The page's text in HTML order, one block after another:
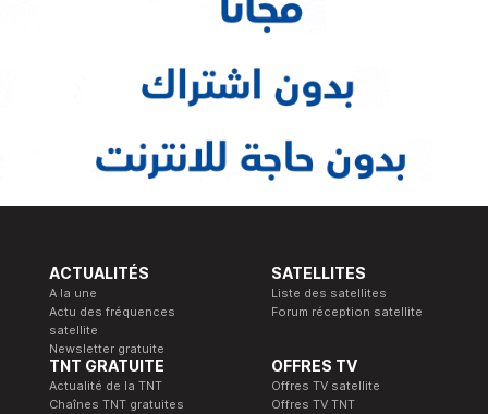
ACTUALITÉS
A la une
Actu des fréquences
satellite
Newsletter gratuite
SATELLITES
Liste des satellites
Forum réception satellite
TNT GRATUITE
Actualité de la TNT
Chaînes TNT gratuites
OFFRES TV
Offres TV satellite
Offres TV TNT